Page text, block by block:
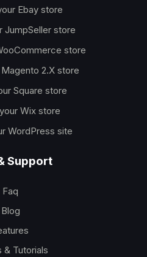
Ebay store
JumpSeller store
store
2.X store
Square store
Wix store
WordPress site
Support
Faq
Blog
& Tutorials